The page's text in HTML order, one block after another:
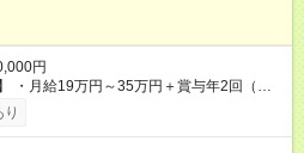
円
・月給19万円～35万円＋賞与年2回（前
入社祝い金10万円支給（6ヶ月後＋1年後
当（住宅／深夜／時間外は1分単位で支